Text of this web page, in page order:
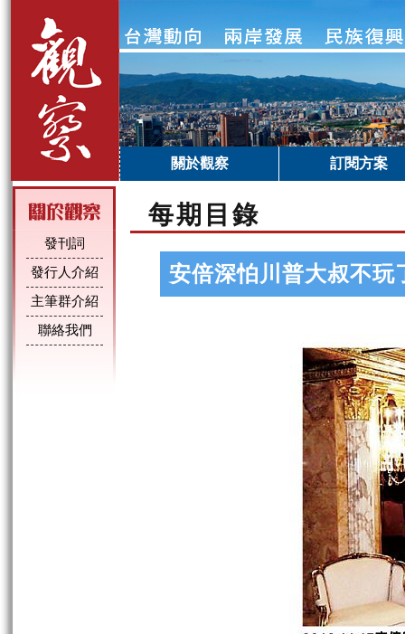
關於觀察 訂閱方案
發刊詞
發行人介紹
主筆群介紹
聯絡我們
每期目錄
安倍深怕川普大叔不玩